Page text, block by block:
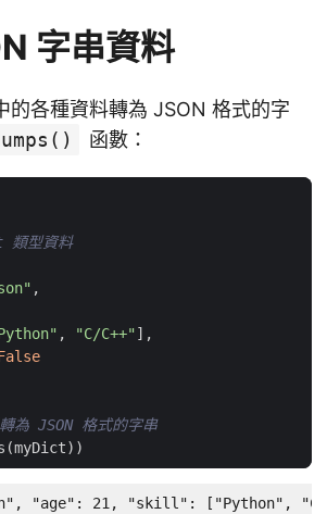
字串資料
的各種資料轉為 JSON 格式的字
函數：
型資料
,
, "C/C++"],
為 JSON 格式的字串
(myDict))
"age": 21, "skill": ["Python",